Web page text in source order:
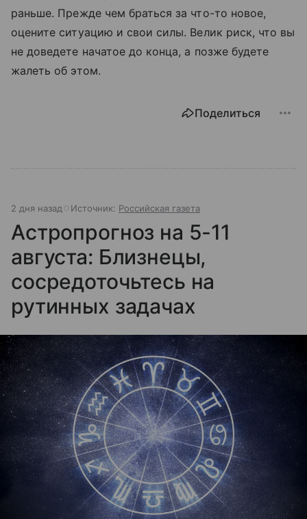
раньше. Прежде чем браться за что-то новое,
оцените ситуацию и свои силы. Велик риск, что вы
не доведете начатое до конца, а позже будете
жалеть об этом.
Поделиться
2 дня назад Источник: Российская газета
Астропрогноз на 5-11
августа: Близнецы,
сосредоточьтесь на
рутинных задачах